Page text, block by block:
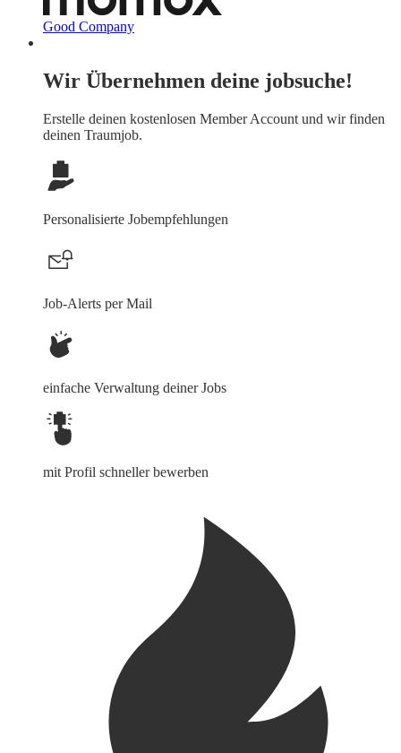
Good Company
Wir Übernehmen deine jobsuche!
Erstelle deinen kostenlosen Member Account und wir finden
deinen Traumjob.
Personalisierte Jobempfehlungen
Job-Alerts per Mail
einfache Verwaltung deiner Jobs
mit Profil schneller bewerben